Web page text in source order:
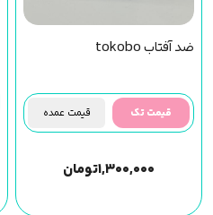
ضد آفتاب tokobo
قیمت تک قیمت عمده
۱,۳۰۰,۰۰۰تومان